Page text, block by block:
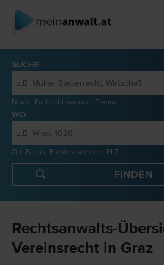
SUCHE
Name, Fachrichtung oder Thema
WO
Ort, Bezirk, Bundesland oder PLZ
Rechtsanwalts-
Vereinsrecht in Graz